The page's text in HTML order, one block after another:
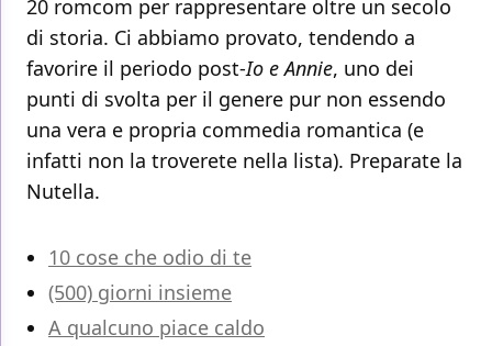
20 romcom per rappresentare oltre un secolo
di storia. Ci abbiamo provato, tendendo a
favorire il periodo post-Io e Annie, uno dei
punti di svolta per il genere pur non essendo
una vera e propria commedia romantica (e
infatti non la troverete nella lista). Preparate la
Nutella.
10 cose che odio di te
(500) giorni insieme
A qualcuno piace caldo